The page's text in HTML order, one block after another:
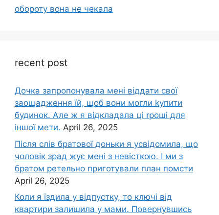
обороту вона не чекала
recent post
Дочка запpопонувала мені віддати свої
заощадження їй, щоб вони могли kупити
будинок. Але ж я відкладала ці rроші для
іншої мети. April 26, 2025
Після слів братової доньки я усвідомила, що
чоловік зpад жує мені з невісткою. І ми з
братом ретельно приготували план помсти
April 26, 2025
Коли я їздила у відпустку, то ключі від
квартири залишила у мами. Повернувшись